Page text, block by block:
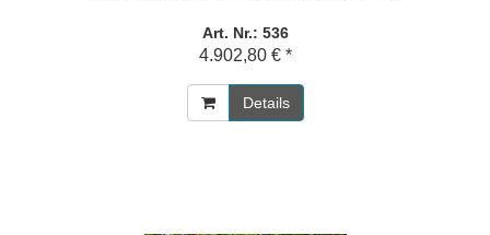
Art. Nr.: 536
4.902,80 € *
Details